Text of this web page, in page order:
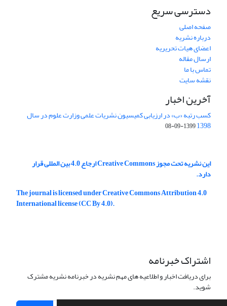
دسترسی سریع
صفحه اصلی
درباره نشریه
اعضای هیات تحریریه
ارسال مقاله
تماس با ما
نقشه سایت
آخرین اخبار
کسب رتبه «ب» در ارزیابی کمیسیون نشریات علمی وزارت علوم در سال
1398
1399-09-08
این نشریه تحت مجوز Creative Commons ارجاع 4.0 بین المللی قرار
دارد.
The journal is licensed under Creative Commons Attribution 4.0
International license (CC By 4.0).
اشتراک خبرنامه
برای دریافت اخبار و اطلاعیه های مهم نشریه در خبرنامه نشریه مشترک
شوید.